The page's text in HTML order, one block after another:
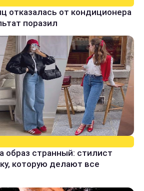
отказалась от кондиционера
поразил
образ странный: стилист
которую делают все